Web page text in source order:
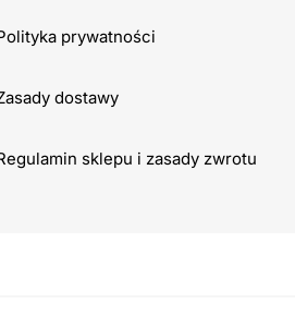
prywatności
dostawy
sklepu i zasady zwrotu